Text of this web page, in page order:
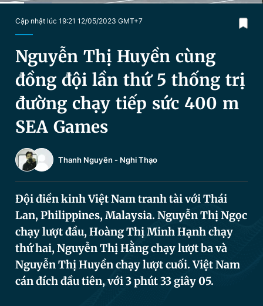
Video Magazine
Sản phẩm khác
Bạn cần biết
Thông tin tòa soạn
Đọc Thanh Niên trên điện thoại
Cập nhật lúc 19:21 12/05/2023 GMT+7
Nguyễn Thị Huyền cùng
đồng đội lần thứ 5 thống trị
đường chạy tiếp sức 400 m
SEA Games
Thanh Nguyên - Nghi Thạo
Đội điền kinh Việt Nam tranh tài với Thái
Lan, Philippines, Malaysia. Nguyễn Thị Ngọc
chạy lượt đầu, Hoàng Thị Minh Hạnh chạy
thứ hai, Nguyễn Thị Hằng chạy lượt ba và
Nguyễn Thị Huyền chạy lượt cuối. Việt Nam
cán đích đầu tiên, với 3 phút 33 giây 05.